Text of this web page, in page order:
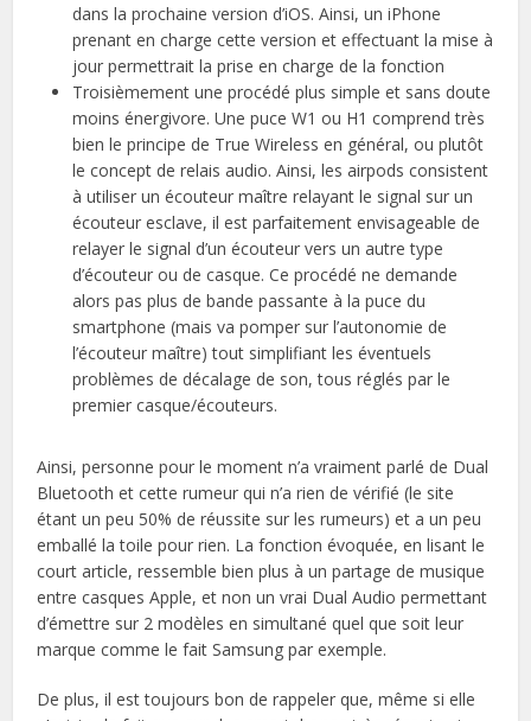
dans la prochaine version d’iOS. Ainsi, un iPhone
prenant en charge cette version et effectuant la mise à
jour permettrait la prise en charge de la fonction
Troisièmement une procédé plus simple et sans doute
moins énergivore. Une puce W1 ou H1 comprend très
bien le principe de True Wireless en général, ou plutôt
le concept de relais audio. Ainsi, les airpods consistent
à utiliser un écouteur maître relayant le signal sur un
écouteur esclave, il est parfaitement envisageable de
relayer le signal d’un écouteur vers un autre type
d’écouteur ou de casque. Ce procédé ne demande
alors pas plus de bande passante à la puce du
smartphone (mais va pomper sur l’autonomie de
l’écouteur maître) tout simplifiant les éventuels
problèmes de décalage de son, tous réglés par le
premier casque/écouteurs.
Ainsi, personne pour le moment n’a vraiment parlé de Dual
Bluetooth et cette rumeur qui n’a rien de vérifié (le site
étant un peu 50% de réussite sur les rumeurs) et a un peu
emballé la toile pour rien. La fonction évoquée, en lisant le
court article, ressemble bien plus à un partage de musique
entre casques Apple, et non un vrai Dual Audio permettant
d’émettre sur 2 modèles en simultané quel que soit leur
marque comme le fait Samsung par exemple.
De plus, il est toujours bon de rappeler que, même si elle